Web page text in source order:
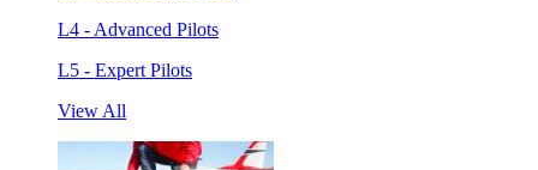
L4 - Advanced Pilots
L5 - Expert Pilots
View All